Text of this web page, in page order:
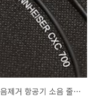
면 외부에서 보는데 무리는
젠하이저 CXC 700 NoiseGard 잡음제거 항공기 소음 줄이기